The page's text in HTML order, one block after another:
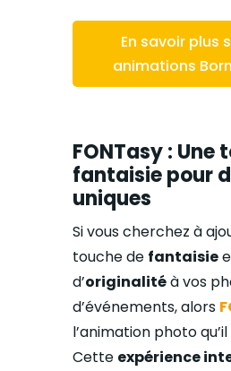
En savoir plus
animations
FONTasy : Une
fantaisie pour
uniques
Si vous cherchez à
touche de fantaisie
d’originalitéà vos
d’événements, alors
l’animation photo
Cette expérience